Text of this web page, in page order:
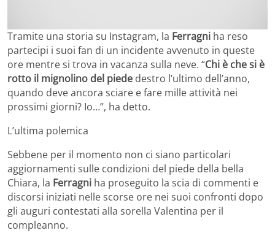
Tramite una storia su Instagram, la Ferragni ha reso
partecipi i suoi fan di un incidente avvenuto in queste
ore mentre si trova in vacanza sulla neve. “Chi è che si è
rotto il mignolino del piede destro l’ultimo dell’anno,
quando deve ancora sciare e fare mille attività nei
prossimi giorni? Io…”, ha detto.
L’ultima polemica
Sebbene per il momento non ci siano particolari
aggiornamenti sulle condizioni del piede della bella
Chiara, la Ferragni ha proseguito la scia di commenti e
discorsi iniziati nelle scorse ore nei suoi confronti dopo
gli auguri contestati alla sorella Valentina per il
compleanno.